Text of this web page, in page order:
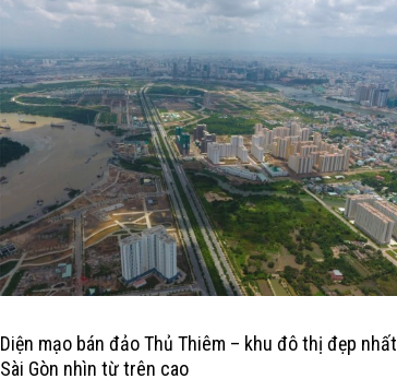
Diện mạo bán đảo Thủ Thiêm – khu đô thị đẹp nhất
Sài Gòn nhìn từ trên cao